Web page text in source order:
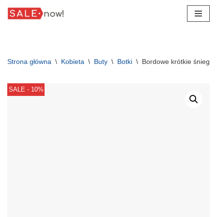
Strona główna \ Kobieta \ Buty \ Botki \ Bordowe krótkie
SALE - 10%